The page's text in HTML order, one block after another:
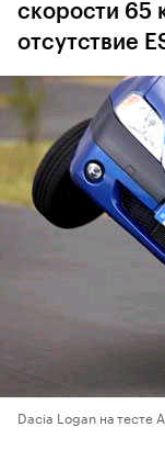
скорости 65
отсутствие
Dacia Logan на тесте